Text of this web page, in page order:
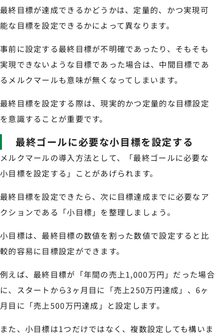
最終目標が達成できるかどうかは、定量的、かつ実現可
能な目標を設定できるかによって異なります。
事前に設定する最終目標が不明確であったり、そもそも
実現できないような目標であった場合は、中間目標であ
るメルクマールも意味が無くなってしまいます。
最終目標を設定する際は、現実的かつ定量的な目標設定
を意識することが重要です。
最終ゴールに必要な小目標を設定する
メルクマールの導入方法として、「最終ゴールに必要な
小目標を設定する」ことがあげられます。
最終目標を設定できたら、次に目標達成までに必要なア
クションである「小目標」を整理しましょう。
小目標は、最終目標の数値を割った数値で設定すると比
較的容易に目標設定ができます。
例えば、最終目標が「年間の売上1,000万円」だった場合
に、スタートから3ヶ月目に「売上250万円達成」、6ヶ
月目に「売上500万円達成」と設定します。
また、小目標は1つだけではなく、複数設定しても構いま